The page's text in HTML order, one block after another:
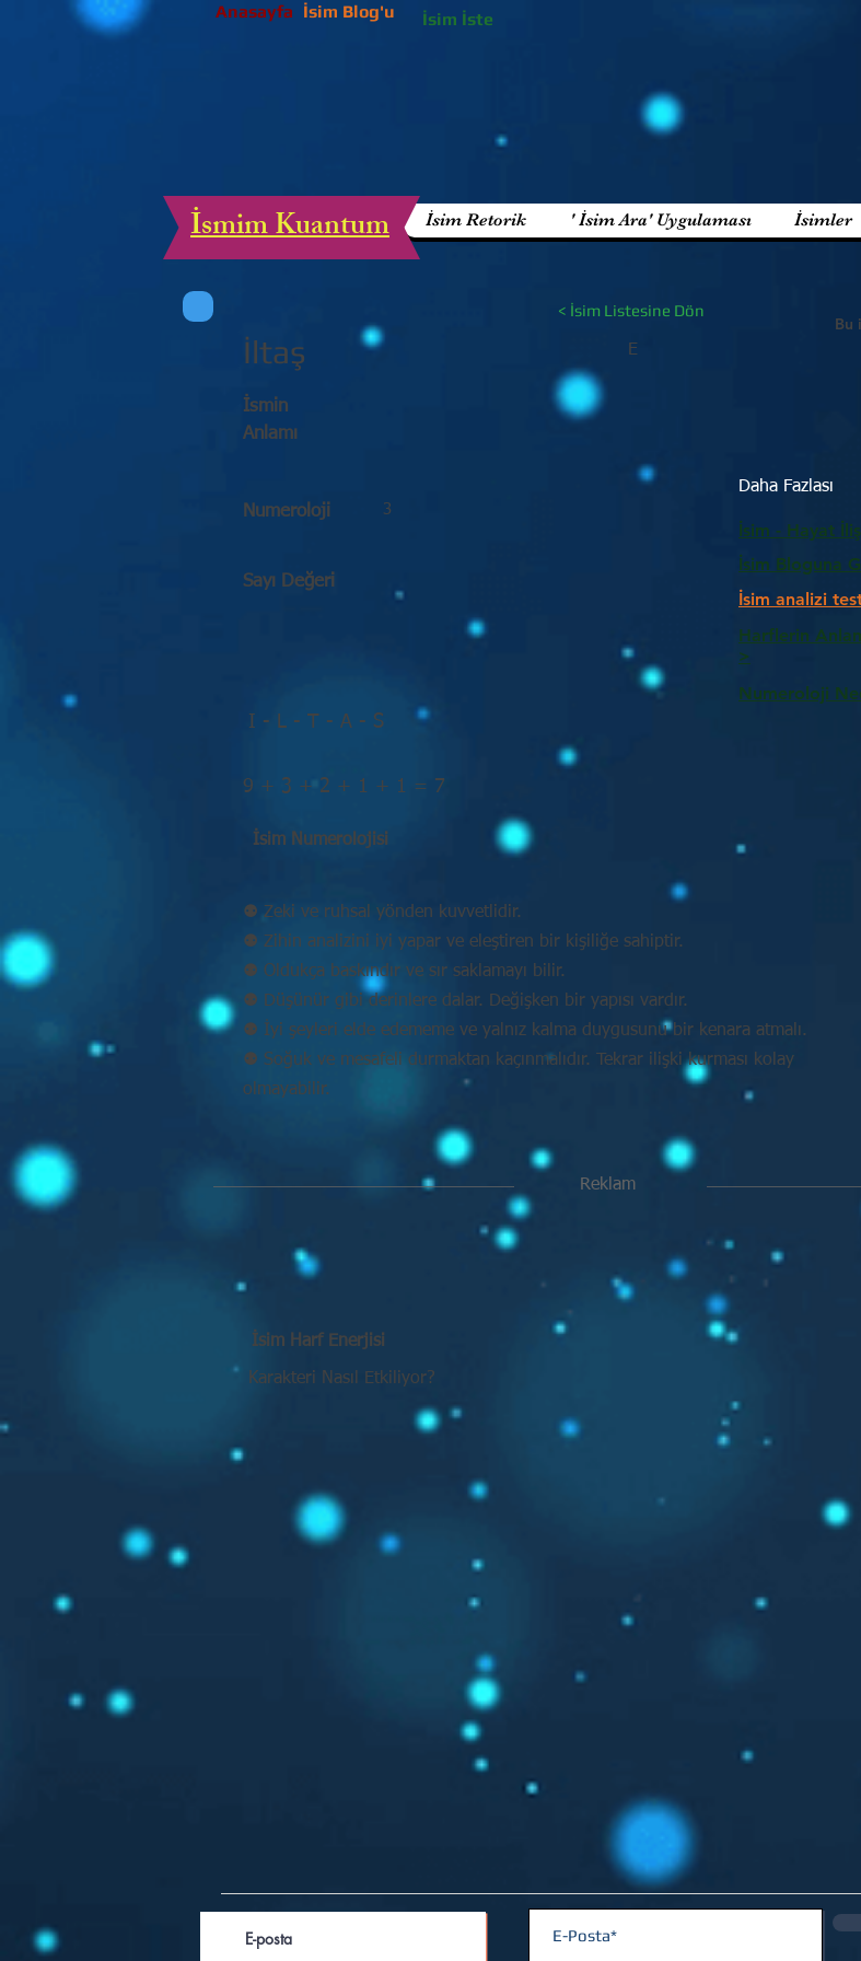
Anasayfa İsim Blog'u İsim İste
İsim Retorik ' İsim Ara' Uygulaması İsimler
İsmim Kuantum
< İsim Listesine Dön
İltaş E
Bu
İsmin
Anlamı
Numeroloji 3
Sayı Değeri
I - L - T - A - S
Daha Fazlası
İsim - Hayat
İsim
İsim
>
Numeroloji
9 + 3 + 2 + 1 + 1 = 7
İsim Numerolojisi
⚉ Zeki ve ruhsal yönden kuvvetlidir.
⚉ Zihin analizini iyi yapar ve eleştiren bir kişiliğe sahiptir.
⚉ Oldukça baskındır ve sır saklamayı bilir.
⚉ Düşünür gibi derinlere dalar. Değişken bir yapısı vardır.
⚉ İyi şeyleri elde edememe ve yalnız kalma duygusunu bir kenara atmalı.
⚉ Soğuk ve mesafeli durmaktan kaçınmalıdır. Tekrar ilişki kurması kolay
olmayabilir.
Reklam
İsim Harf Enerjisi
Karakteri Nasıl Etkiliyor?